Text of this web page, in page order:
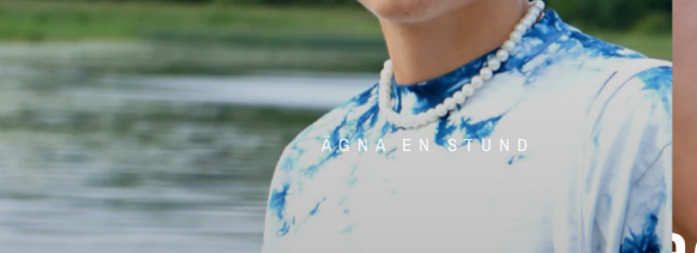
CACAO CEREMONY
ÄGNA EN STUND